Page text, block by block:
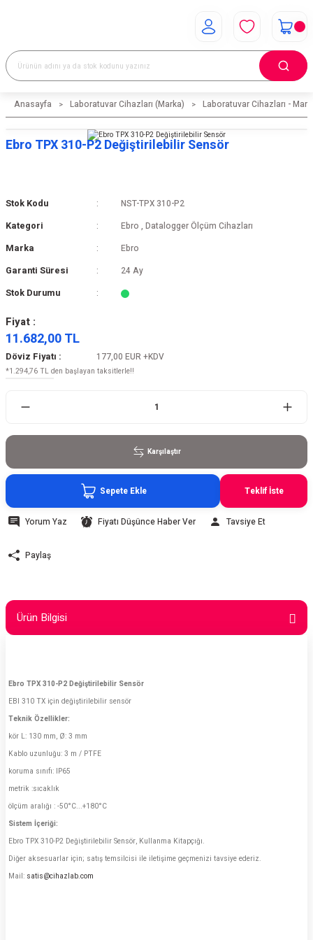
Anasayfa Laboratuvar Cihazları (Marka) Laboratuvar Cihazları -
Ebro TPX 310-P2 Değiştirilebilir Sensör
Stok Kodu NST-TPX 310-P2
Kategori Ebro , Datalogger Ölçüm Cihazları
Marka Ebro
Garanti Süresi 24 Ay
Stok Durumu
Fiyat :
11.682,00 TL
Döviz Fiyatı : 177,00 EUR +KDV
*1.294,76 TL den başlayan taksitlerle!!
Karşılaştır
Sepete Ekle Teklif İste
Yorum Yaz Fiyatı Düşünce Haber Ver Tavsiye Et
Paylaş
Ürün Bilgisi
Ebro TPX 310-P2 Değiştirilebilir Sensör
EBI 310 TX için değiştirilebilir sensör
Teknik Özellikler:
kör L: 130 mm, Ø: 3 mm
Kablo uzunluğu: 3 m / PTFE
koruma sınıfı: IP65
metrik :sıcaklık
ölçüm aralığı : -50°C...+180°C
Sistem İçeriği:
Ebro TPX 310-P2 Değiştirilebilir Sensör, Kullanma Kitapçığı.
Diğer aksesuarlar için; satış temsilcisi ile iletişime geçmenizi tavsiye ederiz.
Mail: satis@cihazlab.com